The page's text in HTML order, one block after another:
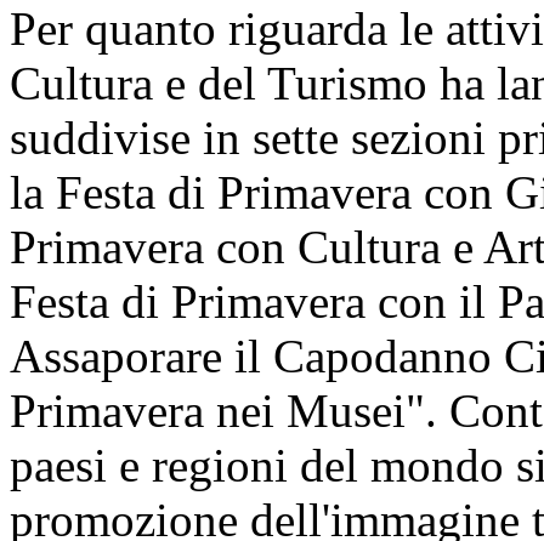
Per quanto riguarda le
Cultura e del Turismo ha
suddivise in sette sezioni
la Festa di Primavera con
Primavera con Cultura e
Festa di Primavera con il
Assaporare il Capodanno
Primavera nei Musei".
paesi e regioni del mondo
promozione dell'immagine